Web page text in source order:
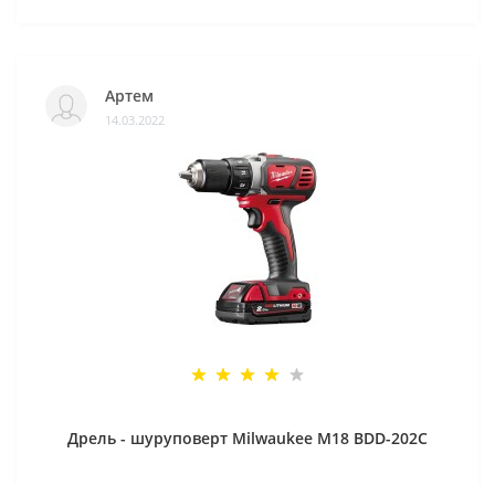
Артем
14.03.2022
Дрель - шуруповерт Milwaukee M18 BDD-202C